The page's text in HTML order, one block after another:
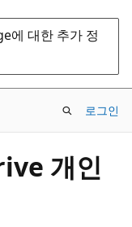
대한 추가 정
로그인
개인